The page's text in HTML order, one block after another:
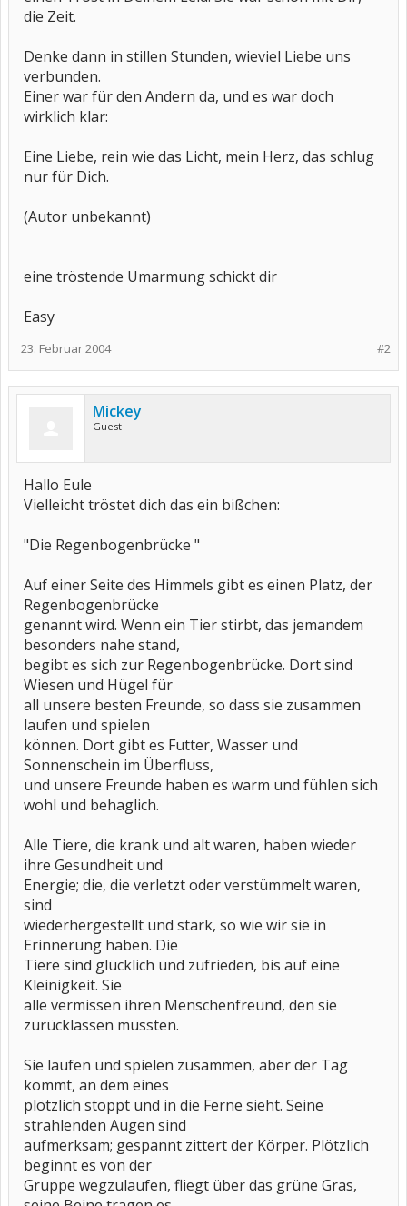
die Zeit.
Denke dann in stillen Stunden, wieviel Liebe uns
verbunden.
Einer war für den Andern da, und es war doch
wirklich klar:
Eine Liebe, rein wie das Licht, mein Herz, das schlug
nur für Dich.
(Autor unbekannt)
eine tröstende Umarmung schickt dir
Easy
#2
23. Februar 2004
Mickey
Guest
Hallo Eule
Vielleicht tröstet dich das ein bißchen:
"Die Regenbogenbrücke "
Auf einer Seite des Himmels gibt es einen Platz, der
Regenbogenbrücke
genannt wird. Wenn ein Tier stirbt, das jemandem
besonders nahe stand,
begibt es sich zur Regenbogenbrücke. Dort sind
Wiesen und Hügel für
all unsere besten Freunde, so dass sie zusammen
laufen und spielen
können. Dort gibt es Futter, Wasser und
Sonnenschein im Überfluss,
und unsere Freunde haben es warm und fühlen sich
wohl und behaglich.
Alle Tiere, die krank und alt waren, haben wieder
ihre Gesundheit und
Energie; die, die verletzt oder verstümmelt waren,
sind
wiederhergestellt und stark, so wie wir sie in
Erinnerung haben. Die
Tiere sind glücklich und zufrieden, bis auf eine
Kleinigkeit. Sie
alle vermissen ihren Menschenfreund, den sie
zurücklassen mussten.
Sie laufen und spielen zusammen, aber der Tag
kommt, an dem eines
plötzlich stoppt und in die Ferne sieht. Seine
strahlenden Augen sind
aufmerksam; gespannt zittert der Körper. Plötzlich
beginnt es von der
Gruppe wegzulaufen, fliegt über das grüne Gras,